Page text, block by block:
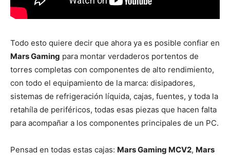
Todo esto quiere decir que ahora ya es posible confiar en
Mars Gaming para montar verdaderos portentos de
torres completas con componentes de alto rendimiento,
con todo el equipamiento de la marca: disipadores,
sistemas de refrigeración líquida, cajas, fuentes, y toda la
retahíla de periféricos, todas esas piezas que hacen falta
para acompañar a los componentes principales de un PC.
Pensad en todas estas cajas: Mars Gaming MCV2, Mars